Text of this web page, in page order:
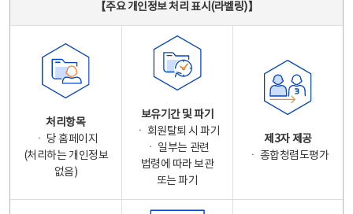
【주요 개인정보 처리 표시(라벨링)】
처리항목
ㆍ 당 홈페이지
(처리하는 개인정보
없음)
보유기간 및 파기
ㆍ 회원탈퇴 시 파기
ㆍ 일부는 관련
법령에 따라 보관
또는 파기
제3자 제공
ㆍ 종합청렴도평가